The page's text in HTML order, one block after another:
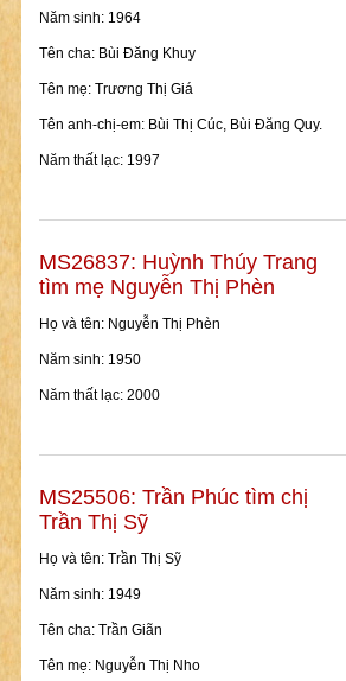
Năm sinh: 1964
Tên cha: Bùi Đăng Khuy
Tên mẹ: Trương Thị Giá
Tên anh-chị-em: Bùi Thị Cúc, Bùi Đăng Quy.
Năm thất lạc: 1997
MS26837: Huỳnh Thúy Trang
tìm mẹ Nguyễn Thị Phèn
Họ và tên: Nguyễn Thị Phèn
Năm sinh: 1950
Năm thất lạc: 2000
MS25506: Trần Phúc tìm chị
Trần Thị Sỹ
Họ và tên: Trần Thị Sỹ
Năm sinh: 1949
Tên cha: Trần Giãn
Tên mẹ: Nguyễn Thị Nho